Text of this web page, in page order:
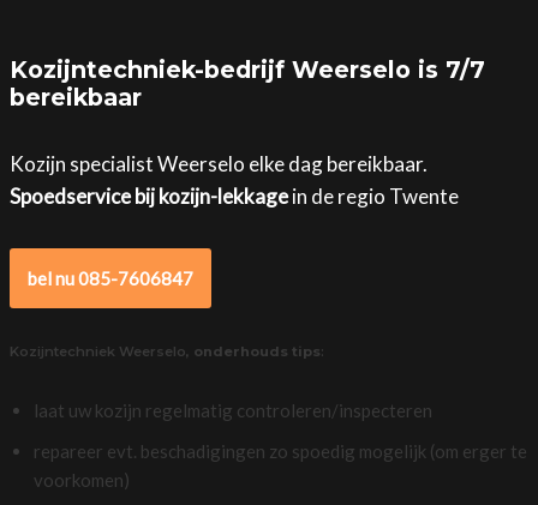
Kozijntechniek-bedrijf Weerselo is 7/7
bereikbaar
Kozijn specialist Weerselo elke dag bereikbaar.
Spoedservice bij kozijn-lekkagein de regio Twente
bel nu 085-7606847
Kozijntechniek Weerselo, onderhouds tips:
laat uw kozijn regelmatig controleren/inspecteren
repareer evt. beschadigingen zo spoedig mogelijk (om erger te
voorkomen)